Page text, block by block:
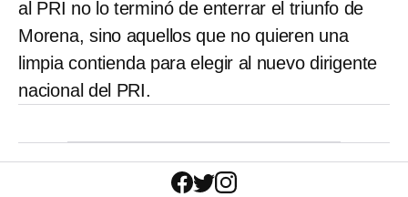
al PRI no lo terminó de enterrar el triunfo de
Morena, sino aquellos que no quieren una
limpia contienda para elegir al nuevo dirigente
nacional del PRI.